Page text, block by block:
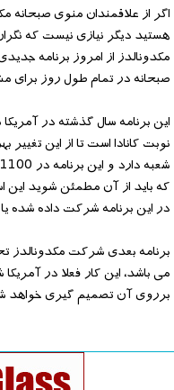
اگر از علاقمندان منوی
هستید دیگر نیازی نیست که
مکدونالدز از امروز برنامه
صبحانه در تمام طول روز برای
این برنامه سال گذشته در
که باید از آن مطمئن شوید
در این برنامه شرکت داده شده
برنامه بعدی شرکت مکدونالدز
می باشد، این کار فعلا در
برروی آن تصمیم گیری خواهد